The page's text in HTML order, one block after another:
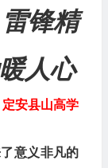
人心
学
意义非凡的